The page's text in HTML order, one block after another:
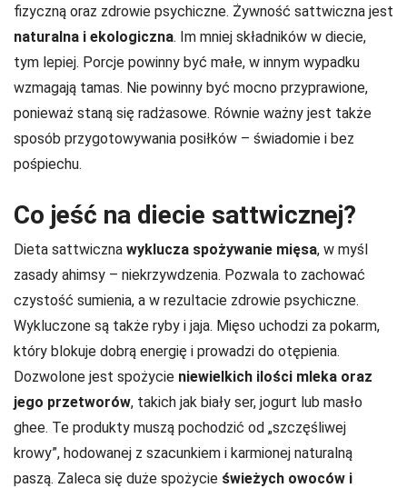
fizyczną oraz zdrowie psychiczne. Żywność sattwiczna jest
naturalna i ekologiczna. Im mniej składników w diecie,
tym lepiej. Porcje powinny być małe, w innym wypadku
wzmagają tamas. Nie powinny być mocno przyprawione,
ponieważ staną się radżasowe. Równie ważny jest także
sposób przygotowywania posiłków – świadomie i bez
pośpiechu.
Co jeść na diecie sattwicznej?
Dieta sattwiczna wyklucza spożywanie mięsa, w myśl
zasady ahimsy – niekrzywdzenia. Pozwala to zachować
czystość sumienia, a w rezultacie zdrowie psychiczne.
Wykluczone są także ryby i jaja. Mięso uchodzi za pokarm,
który blokuje dobrą energię i prowadzi do otępienia.
Dozwolone jest spożycie niewielkich ilości mleka oraz
jego przetworów, takich jak biały ser, jogurt lub masło
ghee. Te produkty muszą pochodzić od „szczęśliwej
krowy”, hodowanej z szacunkiem i karmionej naturalną
paszą. Zaleca się duże spożycie świeżych owoców i